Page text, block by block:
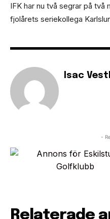
IFK har nu två segrar på
fjolårets seriekollega
Isac
-
Relaterade